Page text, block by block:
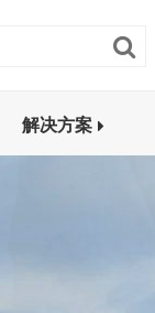
解决方案